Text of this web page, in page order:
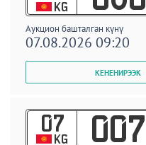
KG
Аукцион башталган күнү
07.08.2026 09:20
07
KG 007